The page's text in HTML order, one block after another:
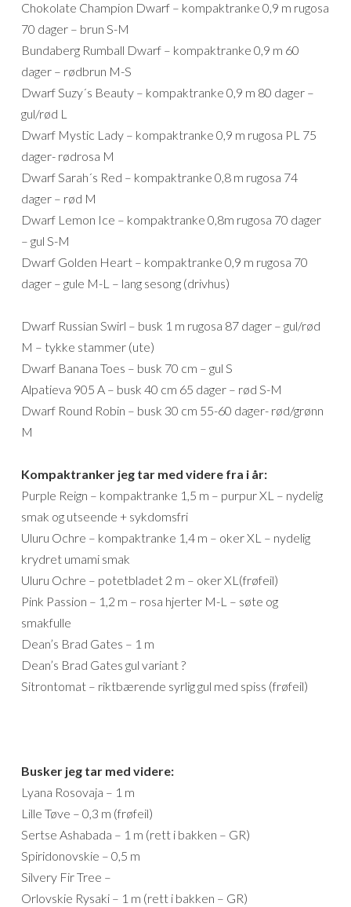
Chokolate Champion Dwarf – kompaktranke 0,9 m rugosa
70 dager – brun S-M
Bundaberg Rumball Dwarf – kompaktranke 0,9 m 60
dager – rødbrun M-S
Dwarf Suzy´s Beauty – kompaktranke 0,9 m 80 dager –
gul/rød L
Dwarf Mystic Lady – kompaktranke 0,9 m rugosa PL 75
dager- rødrosa M
Dwarf Sarah´s Red – kompaktranke 0,8 m rugosa 74
dager – rød M
Dwarf Lemon Ice – kompaktranke 0,8m rugosa 70 dager
– gul S-M
Dwarf Golden Heart – kompaktranke 0,9 m rugosa 70
dager – gule M-L – lang sesong (drivhus)
Dwarf Russian Swirl – busk 1 m rugosa 87 dager – gul/rød
M – tykke stammer (ute)
Dwarf Banana Toes – busk 70 cm – gul S
Alpatieva 905 A – busk 40 cm 65 dager – rød S-M
Dwarf Round Robin – busk 30 cm 55-60 dager- rød/grønn
M
Kompaktranker jeg tar med videre fra i år:
Purple Reign – kompaktranke 1,5 m – purpur XL – nydelig
smak og utseende + sykdomsfri
Uluru Ochre – kompaktranke 1,4 m – oker XL – nydelig
krydret umami smak
Uluru Ochre – potetbladet 2 m – oker XL(frøfeil)
Pink Passion – 1,2 m – rosa hjerter M-L – søte og
smakfulle
Dean’s Brad Gates – 1 m
Dean’s Brad Gates gul variant ?
Sitrontomat – riktbærende syrlig gul med spiss (frøfeil)
Busker jeg tar med videre:
Lyana Rosovaja – 1 m
Lille Tøve – 0,3 m (frøfeil)
Sertse Ashabada – 1 m (rett i bakken – GR)
Spiridonovskie – 0,5 m
Silvery Fir Tree –
Orlovskie Rysaki – 1 m (rett i bakken – GR)